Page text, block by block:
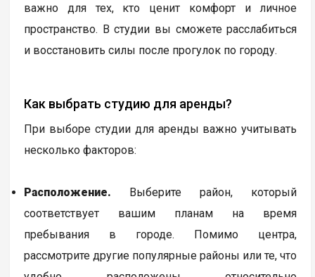
важно для тех, кто ценит комфорт и личное
пространство. В студии вы сможете расслабиться
и восстановить силы после прогулок по городу.
Как выбрать студию для аренды?
При выборе студии для аренды важно учитывать
несколько факторов:
Расположение. Выберите район, который
соответствует вашим планам на время
пребывания в городе. Помимо центра,
рассмотрите другие популярные районы или те, что